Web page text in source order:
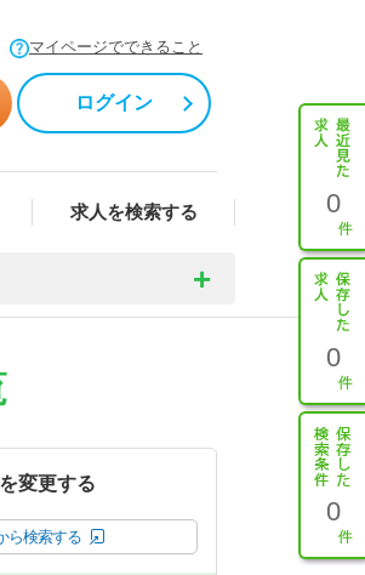
マイページでできること
ログイン
求人を検索する 0
0
0
変更する
ら検索する